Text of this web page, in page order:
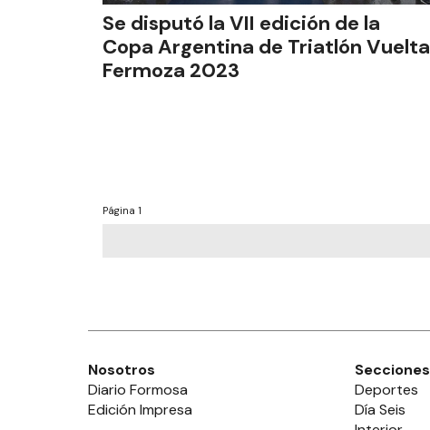
Se disputó la VII edición de la
Copa Argentina de Triatlón Vuelta
Fermoza 2023
Página 1
Nosotros
Diario Formosa
Edición Impresa
Secciones
Deportes
Día Seis